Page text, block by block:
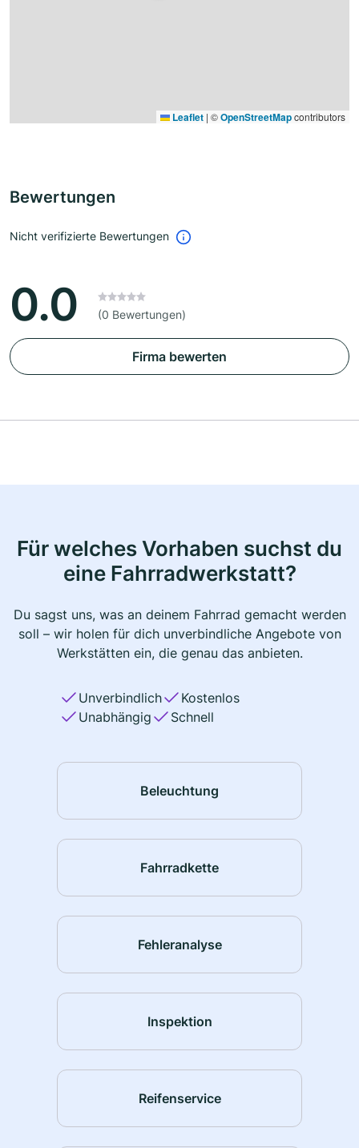
Leaflet | ©OpenStreetMapcontributors
Bewertungen
Nicht verifizierte Bewertungen
0.0 (0 Bewertungen)
Firma bewerten
Für welches Vorhaben suchst du
eine Fahrradwerkstatt?
Du sagst uns, was an deinem Fahrrad gemacht werden
soll – wir holen für dich unverbindliche Angebote von
Werkstätten ein, die genau das anbieten.
Unverbindlich
Kostenlos
Unabhängig
Schnell
Beleuchtung
Fahrradkette
Fehleranalyse
Inspektion
Reifenservice